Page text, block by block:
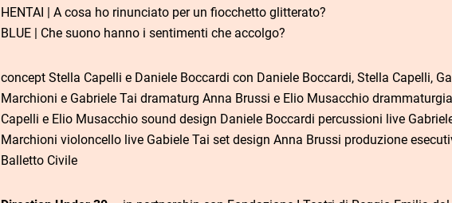
HENTAI | A cosa ho rinunciato per un fiocchetto glitterato?
BLUE | Che suono hanno i sentimenti che accolgo?
concept Stella Capelli e Daniele Boccardi con Daniele Boccardi, Stella Capelli,
Marchioni e Gabriele Tai dramaturg Anna Brussi e Elio Musacchio
Capelli e Elio Musacchio sound design Daniele Boccardi percussioni live
Marchioni violoncello live Gabiele Tai set design Anna Brussi produzione
Balletto Civile